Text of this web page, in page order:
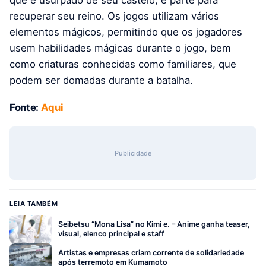
recuperar seu reino. Os jogos utilizam vários
elementos mágicos, permitindo que os jogadores
usem habilidades mágicas durante o jogo, bem
como criaturas conhecidas como familiares, que
podem ser domadas durante a batalha.
Fonte: Aqui
Publicidade
LEIA TAMBÉM
Seibetsu “Mona Lisa” no Kimi e. – Anime ganha teaser,
visual, elenco principal e staff
Artistas e empresas criam corrente de solidariedade
após terremoto em Kumamoto